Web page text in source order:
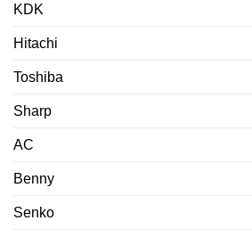
KDK
Hitachi
Toshiba
Sharp
AC
Benny
Senko